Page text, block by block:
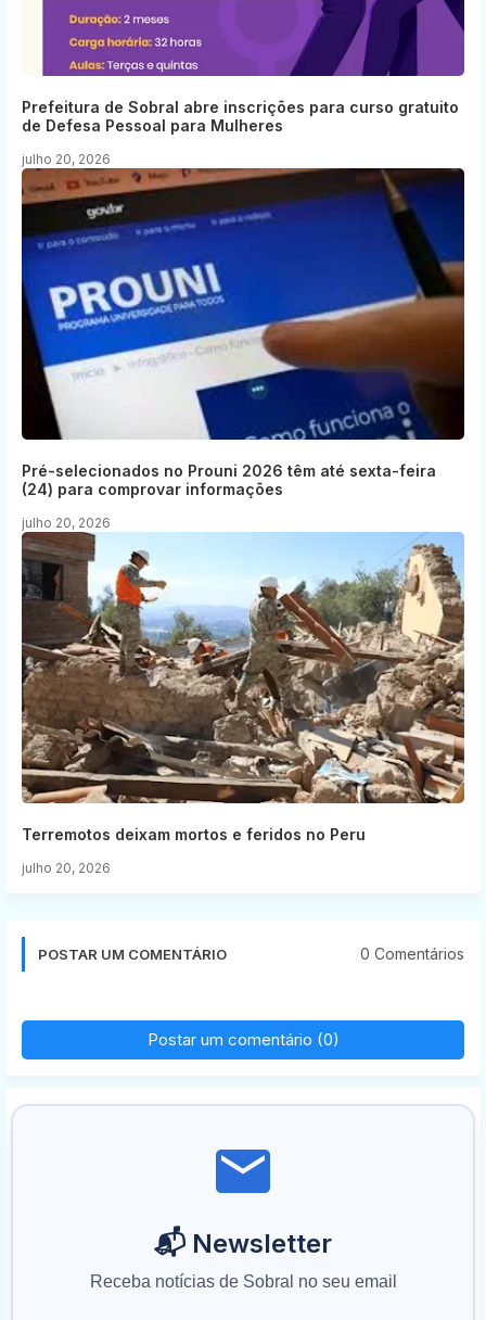
Prefeitura de Sobral abre inscrições para curso gratuito
de Defesa Pessoal para Mulheres
julho 20, 2026
Pré-selecionados no Prouni 2026 têm até sexta-feira
(24) para comprovar informações
julho 20, 2026
Terremotos deixam mortos e feridos no Peru
julho 20, 2026
POSTAR UM COMENTÁRIO 0 Comentários
Postar um comentário (0)
📬 Newsletter
Receba notícias de Sobral no seu email